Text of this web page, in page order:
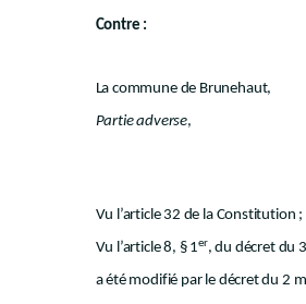
Contre :
La commune de Brunehaut,
Partie adverse,
Vu l’article 32 de la Constitution ;
Vu l’article 8, § 1er, du décret du
a été modifié par le décret du 2